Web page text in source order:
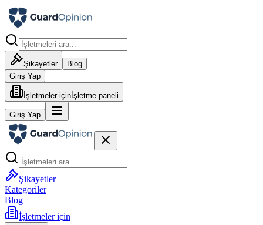
Şikayetler
Blog
Giriş Yap
İşletmeler için İşletme paneli
Giriş Yap
Şikayetler
Kategoriler
Blog
İşletmeler için